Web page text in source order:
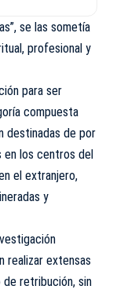
se las sometía
profesional y
para ser
compuesta
destinadas de por
en los centros del
el extranjero,
y
realizar extensas
de retribución, sin